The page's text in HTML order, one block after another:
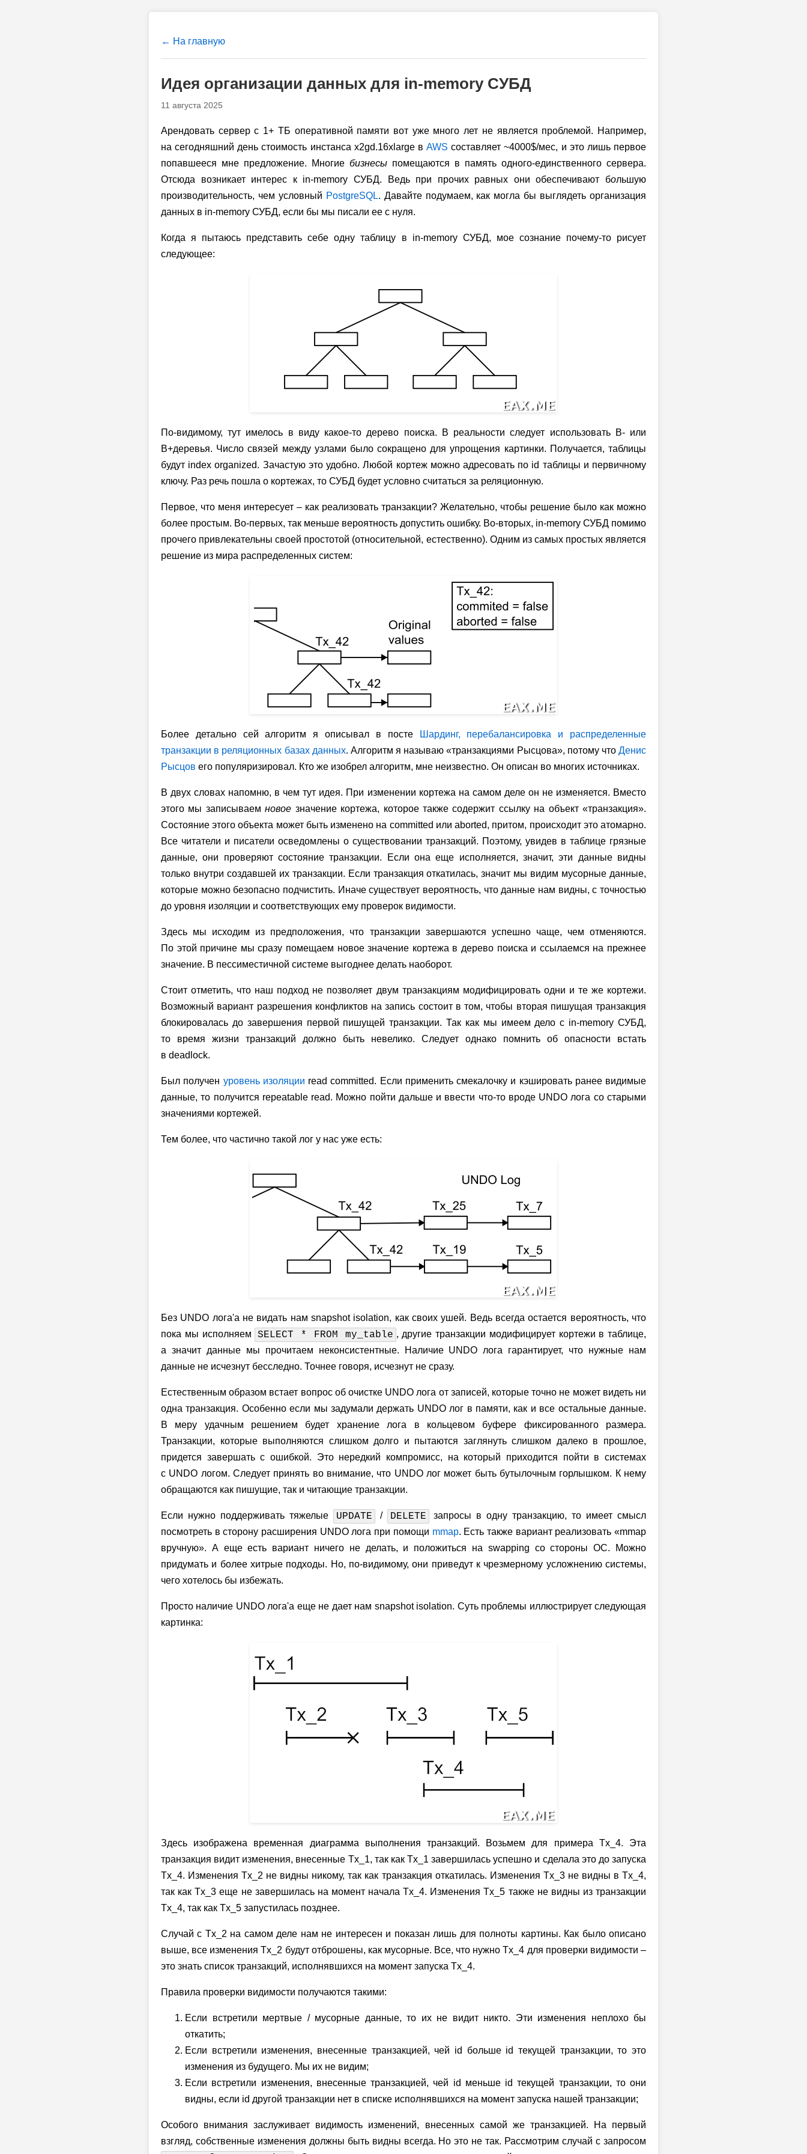
← На главную
Идея организации данных для in-memory СУБД
11 августа 2025
Арендовать сервер с 1+ ТБ оперативной памяти вот уже много лет не является проблемой. Например,
на сегодняшний день стоимость инстанса x2gd.16xlarge вAWS составляет ~4000$/мес, и это лишь первое
попавшееся мне предложение. Многие бизнесы помещаются в память одного-единственного сервера.
Отсюда возникает интерес к in-memory СУБД. Ведь при прочих равных они обеспечивают большую
производительность, чем условный PostgreSQL. Давайте подумаем, как могла бы выглядеть организация
данных в in-memory СУБД, если бы мы писали ее с нуля.
Когда я пытаюсь представить себе одну таблицу в in-memory СУБД, мое сознание почему-то рисует
следующее:
По-видимому, тут имелось в виду какое-то дерево поиска. В реальности следует использовать B- или
B+деревья. Число связей между узлами было сокращено для упрощения картинки. Получается, таблицы
будут index organized. Зачастую это удобно. Любой кортеж можно адресовать по id таблицы и первичному
ключу. Раз речь пошла о кортежах, то СУБД будет условно считаться за реляционную.
Первое, что меня интересует – как реализовать транзакции? Желательно, чтобы решение было как можно
более простым. Во-первых, так меньше вероятность допустить ошибку. Во-вторых, in-memory СУБД помимо
прочего привлекательны своей простотой (относительной, естественно). Одним из самых простых является
решение из мира распределенных систем:
Более детально сей алгоритм я описывал в посте
Шардинг, перебалансировка и распределенные
транзакции в реляционных базах данных. Алгоритм я называю «транзакциями Рысцова», потому чтоДенис
Рысцов его популяризировал. Кто же изобрел алгоритм, мне неизвестно. Он описан во многих источниках.
В двух словах напомню, в чем тут идея. При изменении кортежа на самом деле он не изменяется. Вместо
этого мы записываемновое значение кортежа, которое также содержит ссылку на объект «транзакция».
Состояние этого объекта может быть изменено на committed или aborted, притом, происходит это атомарно.
Все читатели и писатели осведомлены о существовании транзакций. Поэтому, увидев в таблице грязные
данные, они проверяют состояние транзакции. Если она еще исполняется, значит, эти данные видны
только внутри создавшей их транзакции. Если транзакция откатилась, значит мы видим мусорные данные,
которые можно безопасно подчистить. Иначе существует вероятность, что данные нам видны, с точностью
до уровня изоляции и соответствующих ему проверок видимости.
Здесь мы исходим из предположения, что транзакции завершаются успешно чаще, чем отменяются.
По этой причине мы сразу помещаем новое значение кортежа в дерево поиска и ссылаемся на прежнее
значение. В пессиместичной системе выгоднее делать наоборот.
Стоит отметить, что наш подход не позволяет двум транзакциям модифицировать одни и те же кортежи.
Возможный вариант разрешения конфликтов на запись состоит в том, чтобы вторая пишущая транзакция
блокировалась до завершения первой пишущей транзакции. Так как мы имеем дело с in-memory СУБД,
то время жизни транзакций должно быть невелико. Следует однако помнить об опасности встать
в deadlock.
Был получен уровень изоляции read committed. Если применить смекалочку и кэшировать ранее видимые
данные, то получится repeatable read. Можно пойти дальше и ввести что-то вроде UNDO лога со старыми
значениями кортежей.
Тем более, что частично такой лог у нас уже есть:
Без UNDO лога'а не видать нам snapshot isolation, как своих ушей. Ведь всегда остается вероятность, что
пока мы исполняем
SELECT * FROM my_table , другие транзакции модифицирует кортежи в таблице,
а значит данные мы прочитаем неконсистентные. Наличие UNDO лога гарантирует, что нужные нам
данные не исчезнут бесследно. Точнее говоря, исчезнут не сразу.
Естественным образом встает вопрос об очистке UNDO лога от записей, которые точно не может видеть ни
одна транзакция. Особенно если мы задумали держать UNDO лог в памяти, как и все остальные данные.
В меру удачным решением будет хранение лога в кольцевом буфере фиксированного размера.
Транзакции, которые выполняются слишком долго и пытаются заглянуть слишком далеко в прошлое,
придется завершать с ошибкой. Это нередкий компромисс, на который приходится пойти в системах
с UNDO логом. Следует принять во внимание, что UNDO лог может быть бутылочным горлышком. К нему
обращаются как пишущие, так и читающие транзакции.
Если нужно поддерживать тяжелые UPDATE / DELETE
запросы в одну транзакцию, то имеет смысл
посмотреть в сторону расширения UNDO лога при помощи mmap. Есть также вариант реализовать «mmap
вручную». А еще есть вариант ничего не делать, и положиться на swapping со стороны ОС. Можно
придумать и более хитрые подходы. Но, по-видимому, они приведут к чрезмерному усложнению системы,
чего хотелось бы избежать.
Просто наличие UNDO лога'а еще не дает нам snapshot isolation. Суть проблемы иллюстрирует следующая
картинка:
Здесь изображена временная диаграмма выполнения транзакций. Возьмем для примера Tx_4. Эта
транзакция видит изменения, внесенные Tx_1, так как Tx_1 завершилась успешно и сделала это до запуска
Tx_4. Изменения Tx_2 не видны никому, так как транзакция откатилась. Изменения Tx_3 не видны в Tx_4,
так как Tx_3 еще не завершилась на момент начала Tx_4. Изменения Tx_5 также не видны из транзакции
Tx_4, так как Tx_5 запустилась позднее.
Случай с Tx_2 на самом деле нам не интересен и показан лишь для полноты картины. Как было описано
выше, все изменения Tx_2 будут отброшены, как мусорные. Все, что нужно Tx_4 для проверки видимости –
это знать список транзакций, исполнявшихся на момент запуска Tx_4.
Правила проверки видимости получаются такими:
Если встретили мертвые / мусорные данные, то их не видит никто. Эти изменения неплохо бы
откатить;
Если встретили изменения, внесенные транзакцией, чей id больше id текущей транзакции, то это
изменения из будущего. Мы их не видим;
Если встретили изменения, внесенные транзакцией, чей id меньше id текущей транзакции, то они
видны, если id другой транзакции нет в списке исполнявшихся на момент запуска нашей транзакции;
Особого внимания заслуживает видимость изменений, внесенных самой же транзакцией. На первый
взгляд, собственные изменения должны быть видны всегда. Но это не так. Рассмотрим случай с запросом